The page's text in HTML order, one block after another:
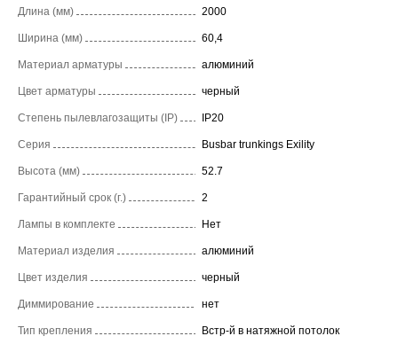
Длина (мм) 2000
Ширина (мм) 60,4
Материал арматуры алюминий
Цвет арматуры черный
Степень пылевлагозащиты (IP) IP20
Серия Busbar trunkings Exility
Высота (мм) 52.7
Гарантийный срок (г.) 2
Лампы в комплекте Нет
Материал изделия алюминий
Цвет изделия черный
Диммирование нет
Тип крепления Встр-й в натяжной потолок